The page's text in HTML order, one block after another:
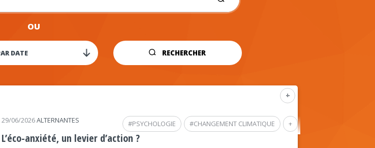
OU
RECHERCHER
+
+
#CHANGEMENT CLIMATIQUE
#PSYCHOLOGIE
29/06/2026ALTERNANTES
L’éco-anxiété, un levier d’action ?